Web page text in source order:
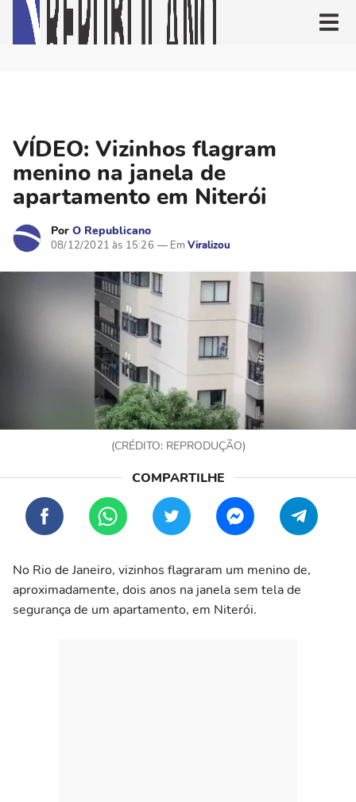
VÍDEO: Vizinhos flagram
menino na janela de
apartamento em Niterói
Por O Republicano
08/12/2021 às 15:26 Viralizou
(CRÉDITO: REPRODUÇÃO)
No Rio de Janeiro, vizinhos flagraram um menino de,
aproximadamente, dois anos na janela sem tela de
segurança de um apartamento, em Niterói.